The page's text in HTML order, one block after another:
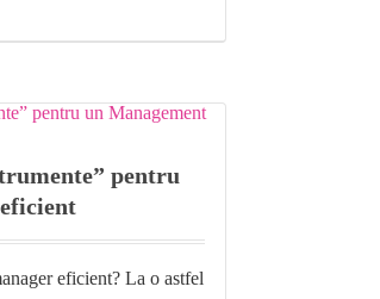
pentru
eficient? La o astfel